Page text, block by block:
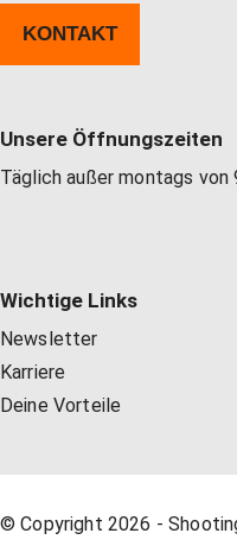
KONTAKT
Unsere Öffnungszeiten
Täglich außer montags
Wichtige Links
Newsletter
Karriere
Deine Vorteile
© Copyright 2026 -